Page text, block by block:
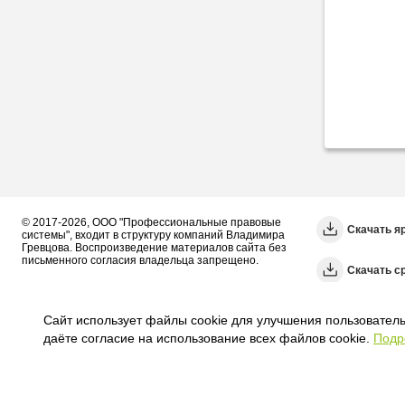
Сайт использует файлы cookie для улучшения
даёте согласие на использование всех файлов cookie.
© 2017-2026, ООО "Профессиональные правовые
системы", входит в структуру компаний Владимира
Гревцова. Воспроизведение материалов сайта без
письменного согласия владельца запрещено.
Скачать
Cкачать